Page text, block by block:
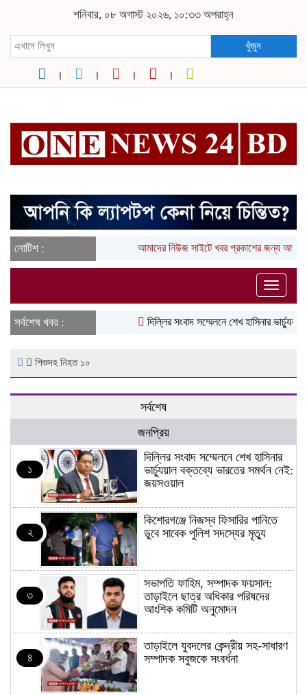
শনিবার, ০৮ অগাস্ট ২০২৬, ১০:৩৩ অপরাহ্ন
খুঁজুন
নোটিশ : আমাদের নিউজ সাইটে খবর প্রকাশের জন্য
Toggle
সর্বশেষ খবর :
দিল্লির সংবাদ সম্মেলনে শেখ হাসিনার
শিশুসহ নিহত ১০
সর্বশেষ
জনপ্রিয়
১
দিল্লির সংবাদ সম্মেলনে শেখ হাসিনার
ভার্চ্যুয়াল বক্তব্যে ভারতের সমর্থন নেই:
জয়সওয়াল
২
কিশোরগঞ্জে নিজস্ব ফিসারির পানিতে
ডুবে সাবেক পুলিশ সদস্যের মৃত্যু
৩
সভাপতি ফাহিম, সম্পাদক ফয়সাল:
তাড়াইলে ছাত্র অধিকার পরিষদের
আংশিক কমিটি অনুমোদন
৪
তাড়াইলে যুবদলের কেন্দ্রীয় সহ-সাধারণ
সম্পাদক সবুজকে সংবর্ধনা